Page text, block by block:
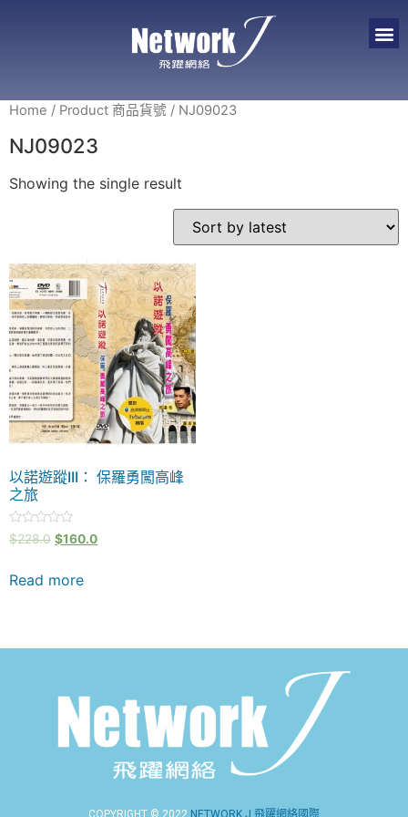
Home / Product 商品貨號 / NJ09023
NJ09023
Showing the single result
以諾遊蹤III： 保羅勇闖高峰
之旅
Rated
0
5
$228.0 $160.0
Read more
COPYRIGHT © 2022 NETWORK J 飛躍網絡國際